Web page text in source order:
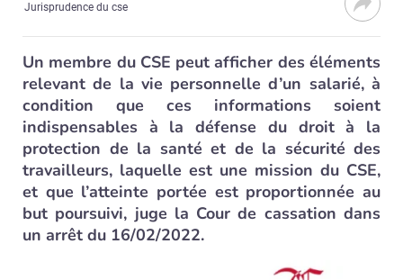
Jurisprudence du cse
Un membre du CSE peut afficher des éléments
relevant de la vie personnelle d’un salarié, à
condition que ces informations soient
indispensables à la défense du droit à la
protection de la santé et de la sécurité des
travailleurs, laquelle est une mission du CSE,
et que l’atteinte portée est proportionnée au
but poursuivi, juge la Cour de cassation dans
un arrêt du 16/02/2022.